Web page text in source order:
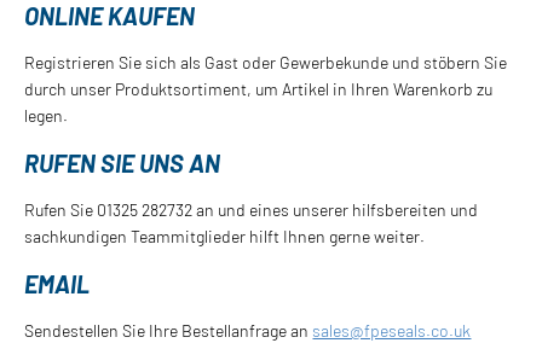
ONLINE KAUFEN
Registrieren Sie sich als Gast oder Gewerbekunde und stöbern Sie
durch unser Produktsortiment, um Artikel in Ihren Warenkorb zu
legen.
RUFEN SIE UNS AN
Rufen Sie 01325 282732 an und eines unserer hilfsbereiten und
sachkundigen Teammitglieder hilft Ihnen gerne weiter.
EMAIL
Sendestellen Sie Ihre Bestellanfrage an sales@fpeseals.co.uk